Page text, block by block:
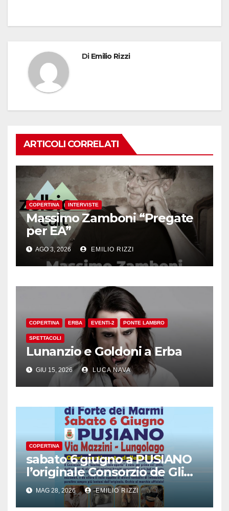
Di Emilio Rizzi
ARTICOLI CORRELATI
COPERTINA INTERVISTE
Massimo Zamboni “Pregate
per EA”
AGO 3, 2026 EMILIO RIZZI
COPERTINA ERBA EVENTI-2 PONTE LAMBRO
SPETTACOLI
Lunanzio e Goldoni a Erba
GIU 15, 2026 LUCA NAVA
COPERTINA
sabato 6 giugno a PUSIANO
l’originale Consorzio de Gli
Ambulanti di Forte dei
Marmi®
MAG 28, 2026 EMILIO RIZZI